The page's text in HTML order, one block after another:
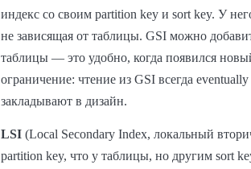
индекс со своим partition key и sort key. У
не зависящая от таблицы. GSI можно
таблицы — это удобно, когда появился
ограничение: чтение из GSI всегда
закладывают в дизайн.
LSI (Local Secondary Index, локальный
partition key, что у таблицы, но другим sort